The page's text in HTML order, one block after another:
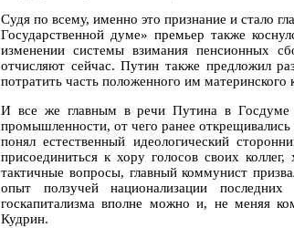
Судя по всему, именно это признание и стало
Государственной думе» премьер также
изменении системы взимания пенсионных
отчисляют сейчас. Путин также предложил
потратить часть положенного им
И все же главным в речи Путина в Госдуме
промышленности, от чего ранее
понял естественный идеологический
присоединиться к хору голосов своих
тактичные вопросы, главный коммунист
опыт ползучей национализации
госкапитализма вполне можно и, не меняя
Кудрин.